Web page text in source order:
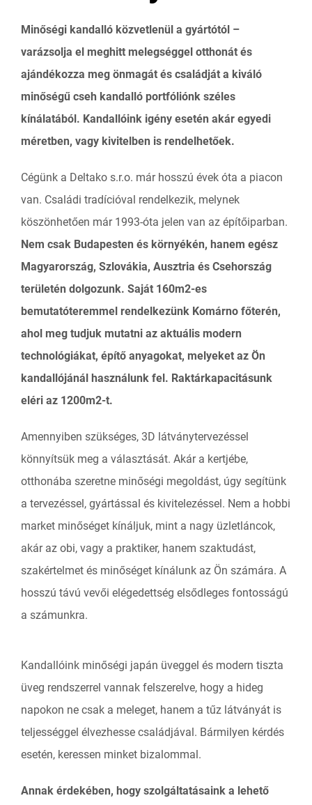
Minőségi kandalló közvetlenül a gyártótól –
varázsolja el meghitt melegséggel otthonát és
ajándékozza meg önmagát és családját a kiváló
minőségű cseh kandalló portfóliónk széles
kínálatából. Kandallóink igény esetén akár egyedi
méretben, vagy kivitelben is rendelhetőek.
Cégünk a Deltako s.r.o. már hosszú évek óta a piacon
van. Családi tradícióval rendelkezik, melynek
köszönhetően már 1993-óta jelen van az építőiparban.
Nem csak Budapesten és környékén, hanem egész
Magyarország, Szlovákia, Ausztria és Csehország
területén dolgozunk. Saját 160m2-es
bemutatóteremmel rendelkezünk Komárno főterén,
ahol meg tudjuk mutatni az aktuális modern
technológiákat, építő anyagokat, melyeket az Ön
kandallójánál használunk fel. Raktárkapacitásunk
eléri az 1200m2-t.
Amennyiben szükséges, 3D látványtervezéssel
könnyítsük meg a választását. Akár a kertjébe,
otthonába szeretne minőségi megoldást, úgy segítünk
a tervezéssel, gyártással és kivitelezéssel. Nem a hobbi
market minőséget kínáljuk, mint a nagy üzletláncok,
akár az obi, vagy a praktiker, hanem szaktudást,
szakértelmet és minőséget kínálunk az Ön számára. A
hosszú távú vevői elégedettség elsődleges fontosságú
a számunkra.
Kandallóink minőségi japán üveggel és modern tiszta
üveg rendszerrel vannak felszerelve, hogy a hideg
napokon ne csak a meleget, hanem a tűz látványát is
teljességgel élvezhesse családjával. Bármilyen kérdés
esetén, keressen minket bizalommal.
Annak érdekében, hogy szolgáltatásaink a lehető